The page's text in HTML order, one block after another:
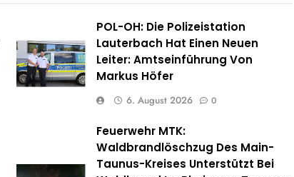
POL-OH: Die Polizeistation
Lauterbach Hat Einen Neuen
Leiter: Amtseinführung Von
Markus Höfer
6. August 2026 0
Feuerwehr MTK:
Waldbrandlöschzug Des Main-
Taunus-Kreises Unterstützt Bei